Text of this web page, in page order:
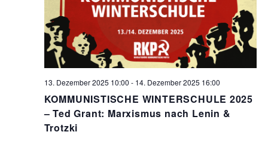
KOMMUNISTISCHE WINTERSCHULE 2025
– Ted Grant: Marxismus nach Lenin &
Trotzki
13. Dezember 2025 10:00 - 14. Dezember 2025 16:00